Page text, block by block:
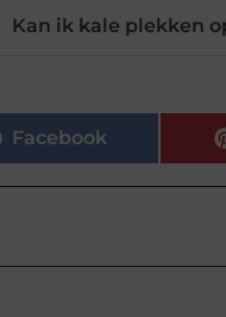
Kan ik kale plekken
Facebook